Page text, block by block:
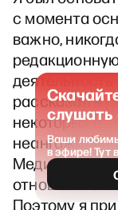
с момента
важно,
рассказал в
некоторых
Медиазоны,
отношению к
Поэтому я
слушать
Ваши
в эфире! Тут